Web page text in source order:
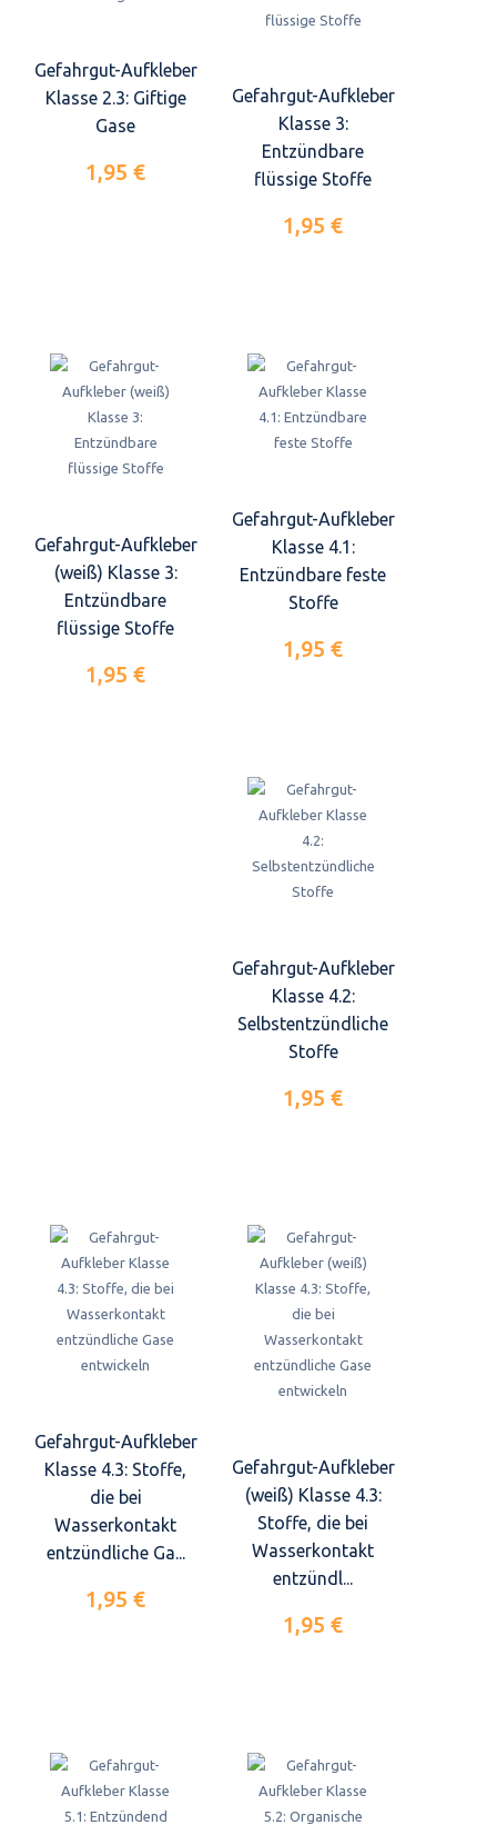
Gefahrgut-Aufkleber
Klasse 2.3: Giftige
Gase
1,95 €
Gefahrgut-Aufkleber
Klasse 3:
Entzündbare
flüssige Stoffe
1,95 €
Gefahrgut-Aufkleber
(weiß) Klasse 3:
Entzündbare
flüssige Stoffe
1,95 €
Gefahrgut-Aufkleber
Klasse 4.1:
Entzündbare feste
Stoffe
1,95 €
Gefahrgut-Aufkleber
Klasse 4.2:
Selbstentzündliche
Stoffe
1,95 €
Gefahrgut-Aufkleber
Klasse 4.3: Stoffe,
die bei
Wasserkontakt
entzündliche Ga...
1,95 €
Gefahrgut-Aufkleber
(weiß) Klasse 4.3:
Stoffe, die bei
Wasserkontakt
entzündl...
1,95 €